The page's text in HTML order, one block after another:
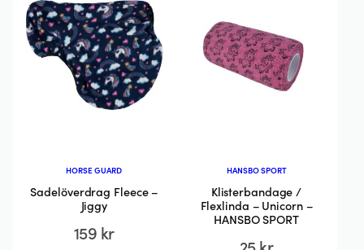
HORSE GUARD
Sadelöverdrag Fleece –
Jiggy
159 kr
HANSBO SPORT
Klisterbandage /
Flexlinda – Unicorn –
HANSBO SPORT